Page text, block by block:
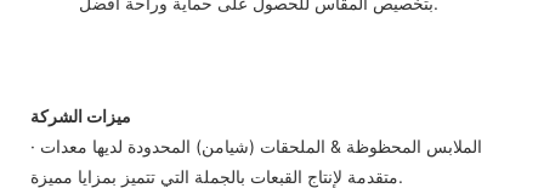
ميزات الشركة
· الملابس المحظوظة & الملحقات (شيامن) المحدودة لديها معدات
متقدمة لإنتاج القبعات بالجملة التي تتميز بمزايا مميزة.